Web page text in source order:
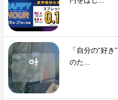
「自分の“好
のた...